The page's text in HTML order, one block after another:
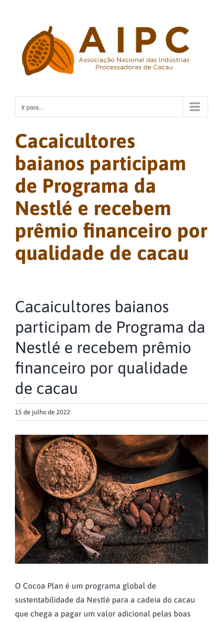
conteúdo
Ir para...
Cacaicultores
baianos participam
de Programa da
Nestlé e recebem
prêmio financeiro por
qualidade de cacau
Cacaicultores baianos
participam de Programa da
Nestlé e recebem prêmio
financeiro por qualidade
de cacau
15 de julho de 2022
View
Larger
Image
O Cocoa Plan é um programa global de
sustentabilidade da Nestlé para a cadeia do cacau
que chega a pagar um valor adicional pelas boas